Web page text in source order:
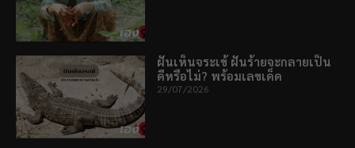
ฝันเห็นจระเข้ ฝันร้ายจะกลายเป็น
ดีหรือไม่? พร้อมเลขเด็ด
29/07/2026